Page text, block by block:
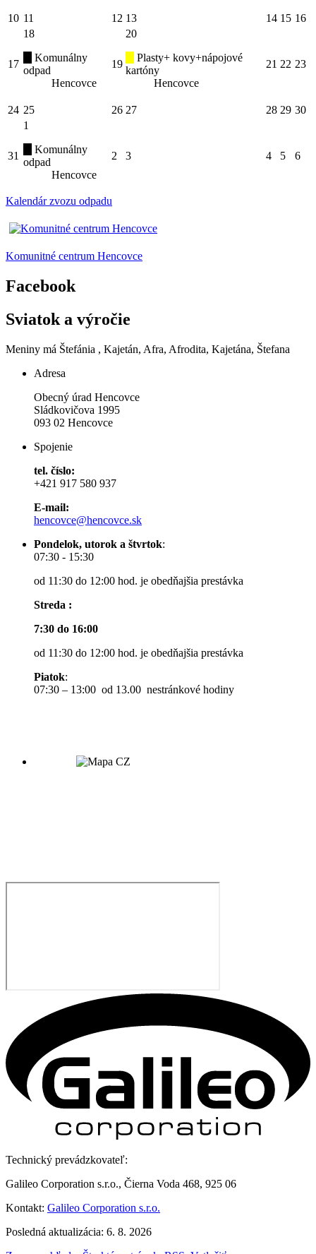
10 11 12 13 14 15 16
17
18
Komunálny
odpad
Hencovce
19
20
Plasty+ kovy+nápojové
kartóny
Hencovce
21 22 23
24 25 26 27 28 29 30
31
1
Komunálny
odpad
Hencovce
2 3 4 5 6
Kalendár zvozu odpadu
Komunitné centrum Hencovce
Facebook
Sviatok a výročie
Meniny má Štefánia , Kajetán, Afra, Afrodita, Kajetána, Štefana
Adresa
Obecný úrad Hencovce
Sládkovičova 1995
093 02 Hencovce
Spojenie
tel. číslo:
+421 917 580 937
E-mail:
hencovce@hencovce.sk
Pondelok, utorok a štvrtok:
07:30 - 15:30
od 11:30 do 12:00 hod. je obedňajšia prestávka
Streda :
7:30 do 16:00
od 11:30 do 12:00 hod. je obedňajšia prestávka
Piatok:
07:30 – 13:00 od 13.00 nestránkové hodiny
Technický prevádzkovateľ:
Galileo Corporation s.r.o., Čierna Voda 468, 925 06
Kontakt: Galileo Corporation s.r.o.
Posledná aktualizácia: 6. 8. 2026